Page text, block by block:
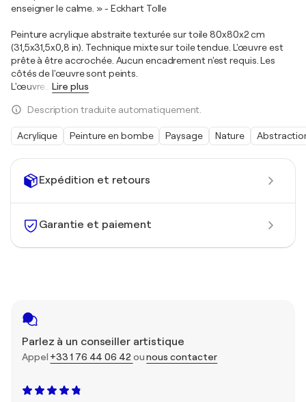
Expédition et retours
Garantie et paiement
Parlez à un conseiller artistique
Appel +33 1 76 44 06 42 ounous contacter
enseigner le calme. » - Eckhart Tolle
Peinture acrylique abstraite texturée sur toile 80x80x2 cm
(31,5x31,5x0,8 in). Technique mixte sur toile tendue. L'œuvre est
prête à être accrochée. Aucun encadrement n'est requis. Les
côtés de l'œuvre sont peints.
L'œuvre
Lire plus
Description traduite automatiquement.
Acrylique Peinture en bombe Paysage Nature